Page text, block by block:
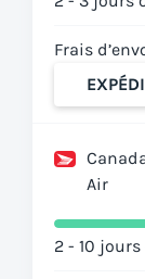
Frais
Air
2 - 10